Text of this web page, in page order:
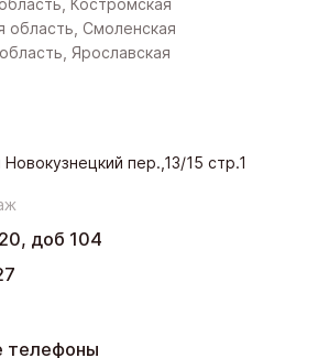
Костромская
область, Смоленская
Ярославская
пер.,13/15 стр.1
доб 104
телефоны